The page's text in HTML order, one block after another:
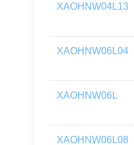
XAOHNW04L13
XAOHNW06L04
XAOHNW06L
XAOHNW06L08